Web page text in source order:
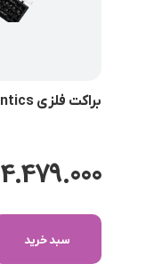
براکت فلزی DB Orthodontics
4.479.000
سبد خرید